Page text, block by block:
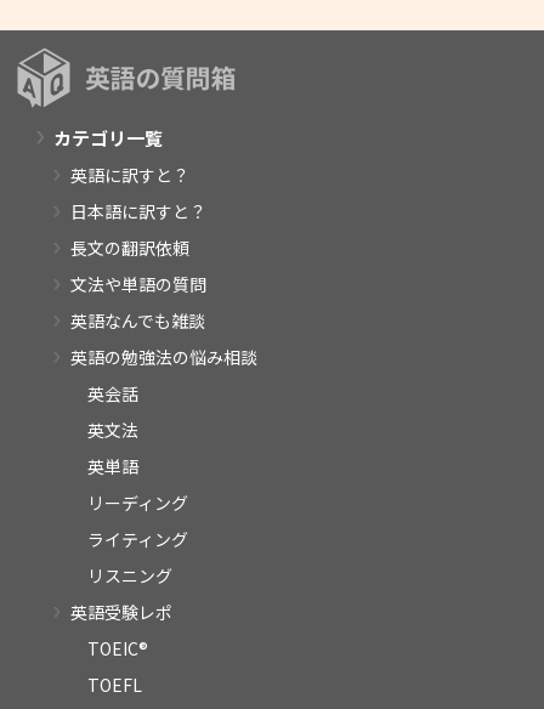
カテゴリ一覧
英語に訳すと？
日本語に訳すと？
長文の翻訳依頼
文法や単語の質問
英語なんでも雑談
英語の勉強法の悩み相談
英会話
英文法
英単語
リーディング
ライティング
リスニング
英語受験レポ
TOEIC®
TOEFL